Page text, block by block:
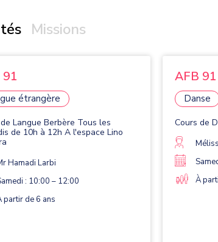
Missions
étrangère
Langue Berbère Tous les
de 10h à 12h A l'espace Lino
Hamadi Larbi
: 10:00 – 12:00
partir de 6 ans
AFB 91
Danse
Cours de
À